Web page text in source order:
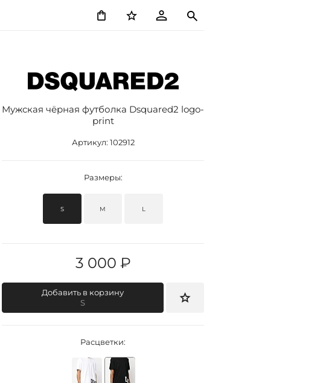
Мужская чёрная футболка Dsquared2 logo-
print
Артикул: 102912
Размеры:
S M L
3 000 ₽
Добавить в корзину
S
Расцветки: